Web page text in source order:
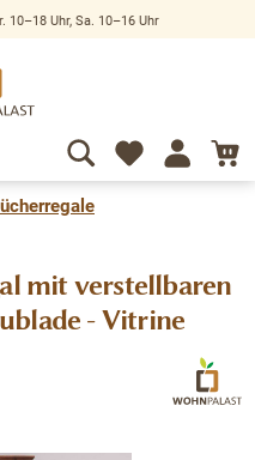
10–18 Uhr, Sa. 10–16 Uhr
mit verstellbaren
- Vitrine